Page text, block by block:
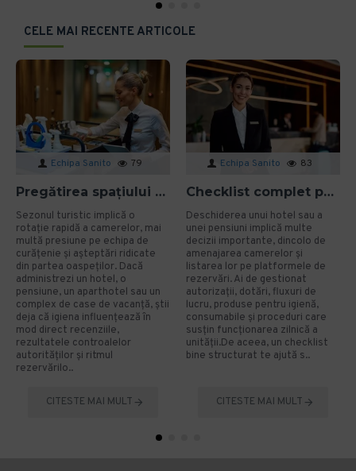
CELE MAI RECENTE ARTICOLE
Echipa Sanito 79
Pregătirea spațiului pentru sezonul turistic: cum eviți problemele de igienă?
Sezonul turistic implică o
rotație rapidă a camerelor, mai
multă presiune pe echipa de
curățenie și așteptări ridicate
din partea oaspeților. Dacă
administrezi un hotel, o
pensiune, un aparthotel sau un
complex de case de vacanță, știi
deja că igiena influențează în
mod direct recenziile,
rezultatele controalelor
autorităților și ritmul
rezervărilo..
CITESTE MAI MULT
Echipa Sanito 83
Checklist complet pentru deschiderea unui hotel sau a unei pensiuni
Deschiderea unui hotel sau a
unei pensiuni implică multe
decizii importante, dincolo de
amenajarea camerelor și
listarea lor pe platformele de
rezervări. Ai de gestionat
autorizații, dotări, fluxuri de
lucru, produse pentru igienă,
consumabile și proceduri care
susțin funcționarea zilnică a
unității.De aceea, un checklist
bine structurat te ajută s..
CITESTE MAI MULT